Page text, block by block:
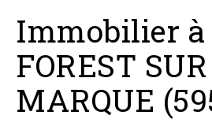
Immobilier à
FOREST SUR
MARQUE